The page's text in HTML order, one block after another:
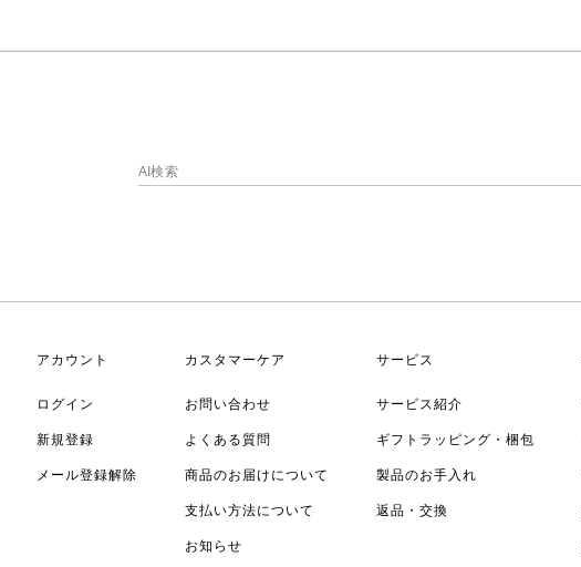
アカウント
ログイン
新規登録
メール登録解除
カスタマーケア
お問い合わせ
よくある質問
商品のお届けについて
支払い方法について
お知らせ
サービス
サービス紹介
ギフトラッピング・梱包
製品のお手入れ
返品・交換